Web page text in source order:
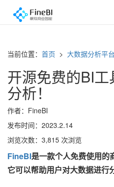
当前位置： 首页 > 大数据分析平
开源免费的BI
分析！
作者：FineBI
发布时间：2023.2.14
浏览次数：3,815 次浏览
FineBI是一款个人免费使用的
它可以帮助用户对大数据进行